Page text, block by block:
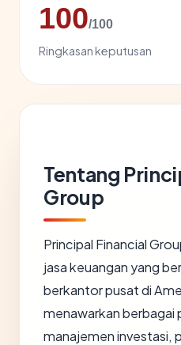
100/100
Ringkasan keputusan
Tentang
Group
Principal Financial
jasa keuangan yang
berkantor pusat di
menawarkan berbagai
manajemen investasi,